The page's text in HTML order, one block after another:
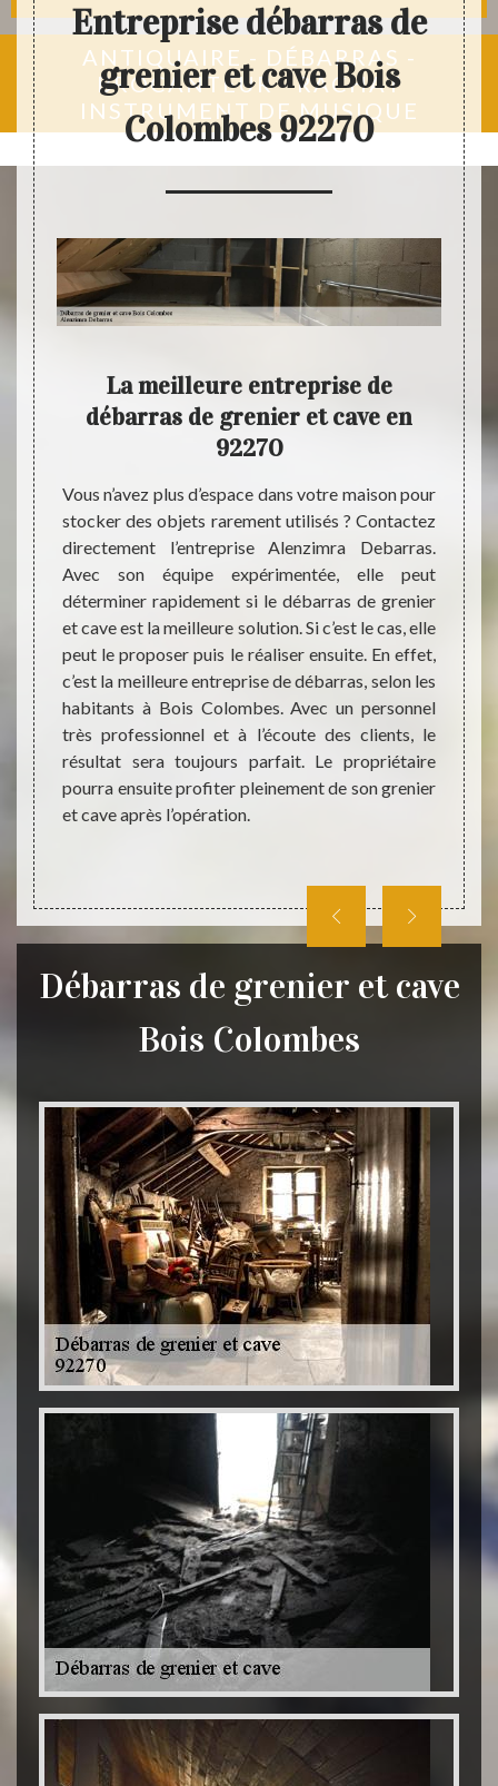
ANTIQUAIRE - DÉBARRAS -
BROCANTEUR - RACHAT
INSTRUMENT DE MUSIQUE
Entreprise débarras de
grenier et cave Bois
Colombes 92270
à
vous
chez
les
La meilleure entreprise de
débarras de grenier et cave en
92270
Vous n’avez plus d’espace dans votre maison pour
stocker des objets rarement utilisés ? Contactez
directement l’entreprise Alenzimra Debarras.
Avec son équipe expérimentée, elle peut
déterminer rapidement si le débarras de grenier
et cave est la meilleure solution. Si c’est le cas, elle
peut le proposer puis le réaliser ensuite. En effet,
c’est la meilleure entreprise de débarras, selon les
habitants à Bois Colombes. Avec un personnel
très professionnel et à l’écoute des clients, le
résultat sera toujours parfait. Le propriétaire
pourra ensuite profiter pleinement de son grenier
et cave après l’opération.
cave
sont
où
les
du
Débarras de grenier et cave
Bois Colombes